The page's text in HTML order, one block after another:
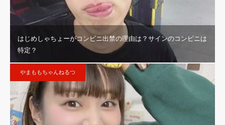
はじめしゃちょーがコンビニ出禁の理由は？サインのコンビニは
特定？
やまももちゃんねるつ